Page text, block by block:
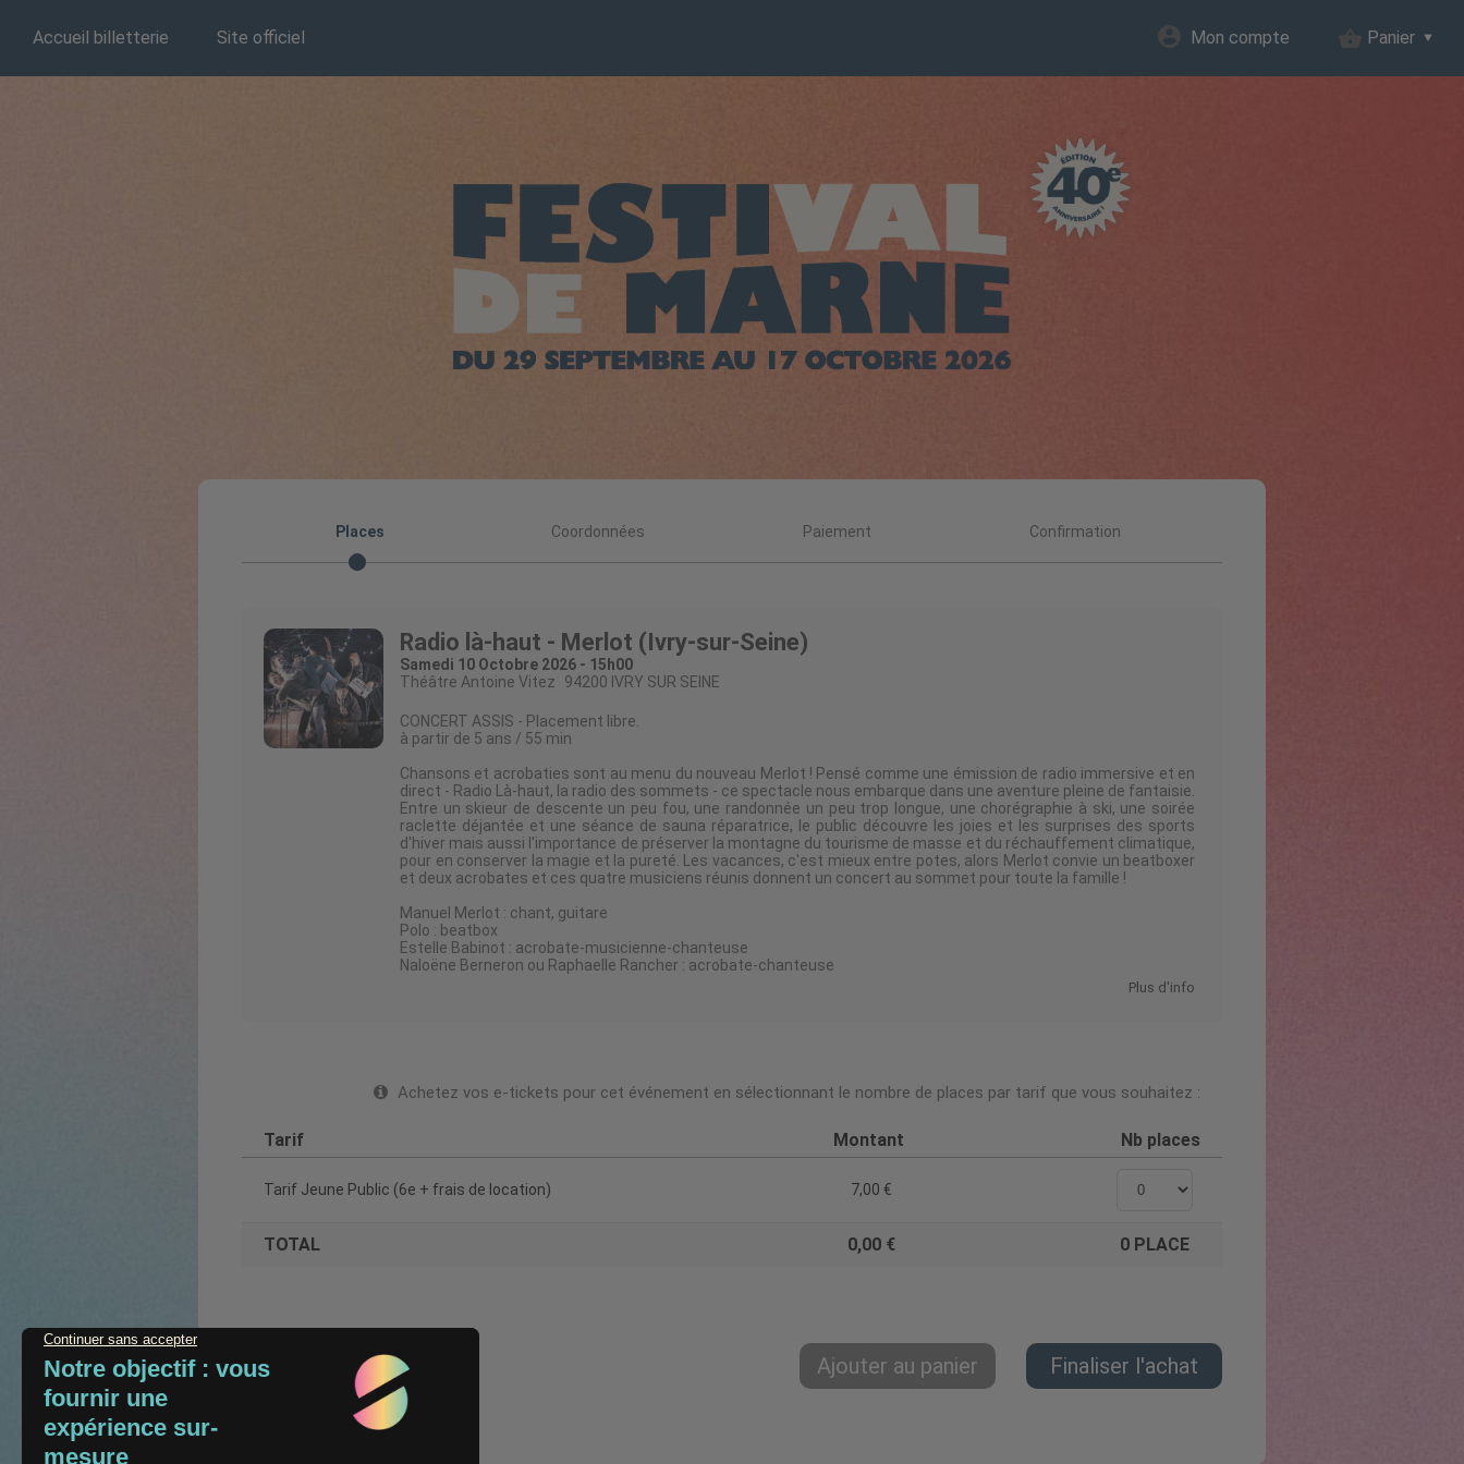
Accueil billetterie Site officiel Panier
Mon compte
Places Coordonnées Paiement Confirmation
Radio là-haut - Merlot (Ivry-sur-Seine)
Samedi 10 Octobre 2026 - 15h00
Théâtre Antoine Vitez
94200 IVRY SUR SEINE
CONCERT ASSIS - Placement libre.
à partir de 5 ans / 55 min
Chansons et acrobaties sont au menu du nouveau Merlot ! Pensé comme une émission de radio immersive et en
direct - Radio Là-haut, la radio des sommets - ce spectacle nous embarque dans une aventure pleine de fantaisie.
Entre un skieur de descente un peu fou, une randonnée un peu trop longue, une chorégraphie à ski, une soirée
raclette déjantée et une séance de sauna réparatrice, le public découvre les joies et les surprises des sports
d'hiver mais aussi l'importance de préserver la montagne du tourisme de masse et du réchauffement climatique,
pour en conserver la magie et la pureté. Les vacances, c'est mieux entre potes, alors Merlot convie un beatboxer
et deux acrobates et ces quatre musiciens réunis donnent un concert au sommet pour toute la famille !
Manuel Merlot : chant, guitare
Polo : beatbox
Estelle Babinot : acrobate-musicienne-chanteuse
Naloëne Berneron ou Raphaelle Rancher : acrobate-chanteuse
Plus d'info
Achetez vos e-tickets pour cet événement en sélectionnant le nombre de places par tarif que vous souhaitez :
Tarif Montant Nb places
Tarif Jeune Public (6e + frais de location) 7,00
TOTAL 0,00 0 PLACE